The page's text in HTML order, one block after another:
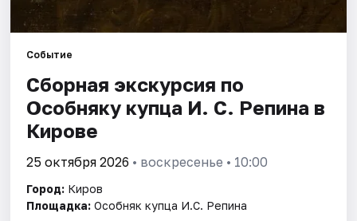
Событие
Сборная экскурсия по
Особняку купца И. С. Репина в
Кирове
25 октября 2026 • воскресенье • 10:00
Город: Киров
Площадка: Особняк купца И.С. Репина